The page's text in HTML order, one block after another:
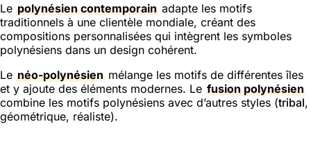
Le polynésien contemporain adapte les motifs
traditionnels à une clientèle mondiale, créant des
compositions personnalisées qui intègrent les symboles
polynésiens dans un design cohérent.
Le néo-polynésien mélange les motifs de différentes îles
et y ajoute des éléments modernes. Le fusion polynésien
combine les motifs polynésiens avec d’autres styles (tribal,
géométrique, réaliste).